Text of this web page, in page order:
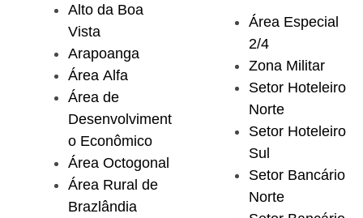
Alto da Boa
Vista
Arapoanga
Área Alfa
Área de
Desenvolviment
o Econômico
Área Octogonal
Área Rural de
Brazlândia
Área Especial
2/4
Zona Militar
Setor Hoteleiro
Norte
Setor Hoteleiro
Sul
Setor Bancário
Norte